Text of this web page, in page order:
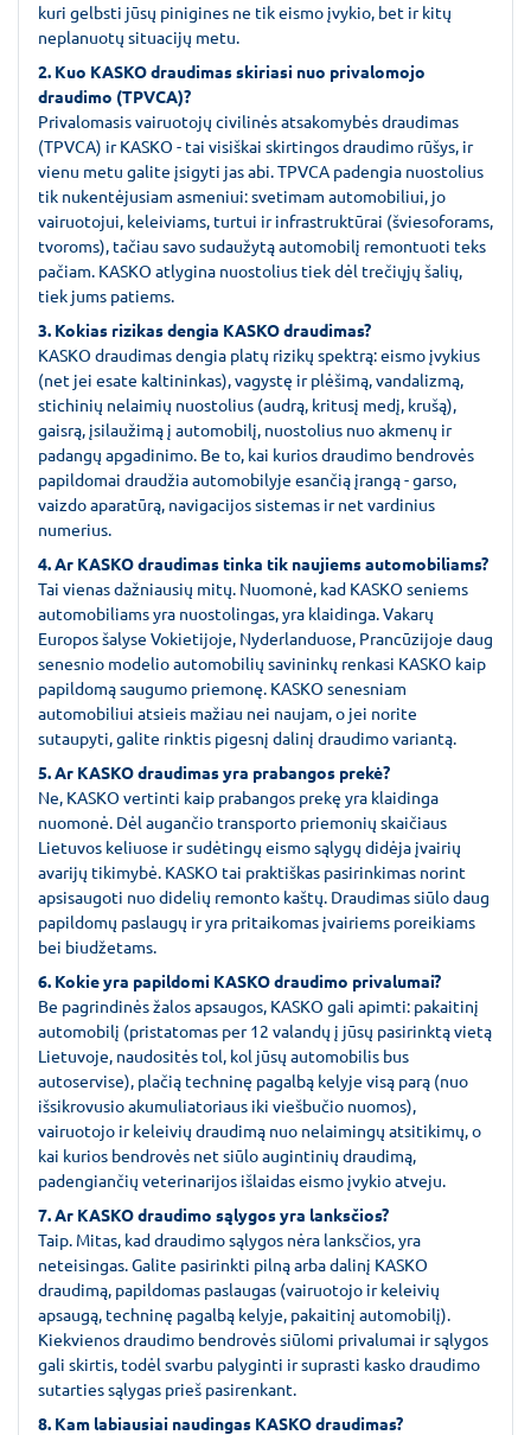
kuri gelbsti jūsų pinigines ne tik eismo įvykio, bet ir kitų
neplanuotų situacijų metu.
2. Kuo KASKO draudimas skiriasi nuo privalomojo
draudimo (TPVCA)?
Privalomasis vairuotojų civilinės atsakomybės draudimas
(TPVCA) ir KASKO - tai visiškai skirtingos draudimo rūšys, ir
vienu metu galite įsigyti jas abi. TPVCA padengia nuostolius
tik nukentėjusiam asmeniui: svetimam automobiliui, jo
vairuotojui, keleiviams, turtui ir infrastruktūrai (šviesoforams,
tvoroms), tačiau savo sudaužytą automobilį remontuoti teks
pačiam. KASKO atlygina nuostolius tiek dėl trečiųjų šalių,
tiek jums patiems.
3. Kokias rizikas dengia KASKO draudimas?
KASKO draudimas dengia platų rizikų spektrą: eismo įvykius
(net jei esate kaltininkas), vagystę ir plėšimą, vandalizmą,
stichinių nelaimių nuostolius (audrą, kritusį medį, krušą),
gaisrą, įsilaužimą į automobilį, nuostolius nuo akmenų ir
padangų apgadinimo. Be to, kai kurios draudimo bendrovės
papildomai draudžia automobilyje esančią įrangą - garso,
vaizdo aparatūrą, navigacijos sistemas ir net vardinius
numerius.
4. Ar KASKO draudimas tinka tik naujiems automobiliams?
Tai vienas dažniausių mitų. Nuomonė, kad KASKO seniems
automobiliams yra nuostolingas, yra klaidinga. Vakarų
Europos šalyse Vokietijoje, Nyderlanduose, Prancūzijoje daug
senesnio modelio automobilių savininkų renkasi KASKO kaip
papildomą saugumo priemonę. KASKO senesniam
automobiliui atsieis mažiau nei naujam, o jei norite
sutaupyti, galite rinktis pigesnį dalinį draudimo variantą.
5. Ar KASKO draudimas yra prabangos prekė?
Ne, KASKO vertinti kaip prabangos prekę yra klaidinga
nuomonė. Dėl augančio transporto priemonių skaičiaus
Lietuvos keliuose ir sudėtingų eismo sąlygų didėja įvairių
avarijų tikimybė. KASKO tai praktiškas pasirinkimas norint
apsisaugoti nuo didelių remonto kaštų. Draudimas siūlo daug
papildomų paslaugų ir yra pritaikomas įvairiems poreikiams
bei biudžetams.
6. Kokie yra papildomi KASKO draudimo privalumai?
Be pagrindinės žalos apsaugos, KASKO gali apimti: pakaitinį
automobilį (pristatomas per 12 valandų į jūsų pasirinktą vietą
Lietuvoje, naudositės tol, kol jūsų automobilis bus
autoservise), plačią techninę pagalbą kelyje visą parą (nuo
išsikrovusio akumuliatoriaus iki viešbučio nuomos),
vairuotojo ir keleivių draudimą nuo nelaimingų atsitikimų, o
kai kurios bendrovės net siūlo augintinių draudimą,
padengiančių veterinarijos išlaidas eismo įvykio atveju.
7. Ar KASKO draudimo sąlygos yra lanksčios?
Taip. Mitas, kad draudimo sąlygos nėra lanksčios, yra
neteisingas. Galite pasirinkti pilną arba dalinį KASKO
draudimą, papildomas paslaugas (vairuotojo ir keleivių
apsaugą, techninę pagalbą kelyje, pakaitinį automobilį).
Kiekvienos draudimo bendrovės siūlomi privalumai ir sąlygos
gali skirtis, todėl svarbu palyginti ir suprasti kasko draudimo
sutarties sąlygas prieš pasirenkant.
8. Kam labiausiai naudingas KASKO draudimas?